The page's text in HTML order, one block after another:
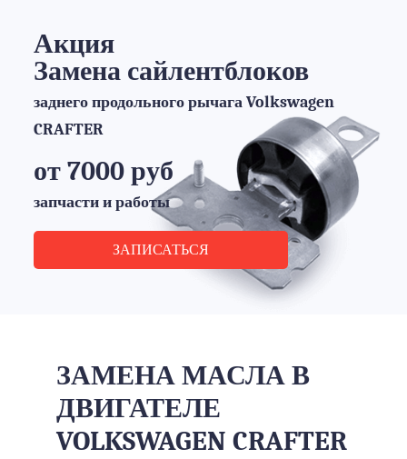
Акция
Замена сайлентблоков
заднего продольного рычага Volkswagen
CRAFTER
от 7000 руб
запчасти и работы
ЗАПИСАТЬСЯ
ЗАМЕНА МАСЛА В
ДВИГАТЕЛЕ
VOLKSWAGEN CRAFTER